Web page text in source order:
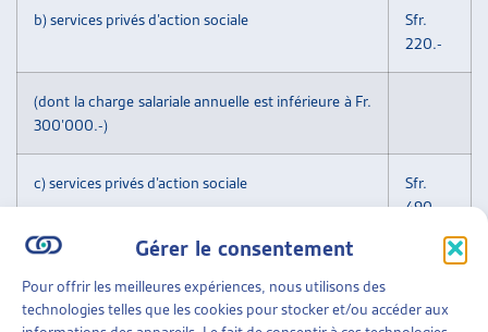
Gérer le consentement
Pour offrir les meilleures expériences, nous utilisons des
technologies telles que les cookies pour stocker et/ou accéder aux
b) services privés d’action sociale
Sfr.
220.-
(dont la charge salariale annuelle est inférieure à Fr.
300’000.-)
c) services privés d’action sociale
Sfr.
490.-
Fr. 300’000.-)